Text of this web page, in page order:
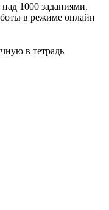
1000 заданиями.
в режиме онлайн
в тетрадь